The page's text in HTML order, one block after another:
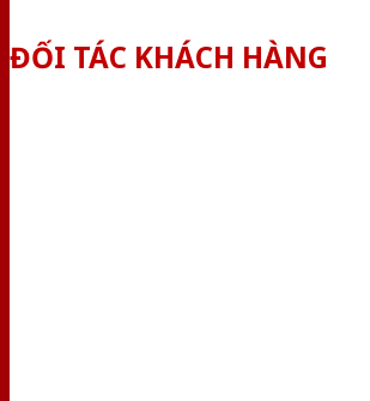
ĐỐI TÁC KHÁCH HÀNG